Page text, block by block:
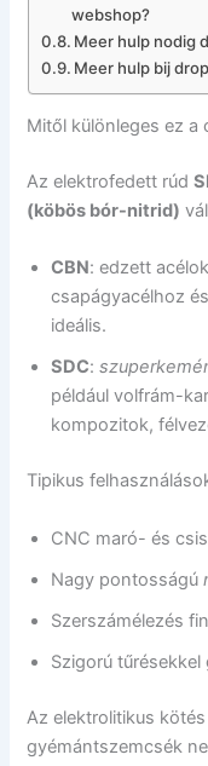
webshop?
Meer hulp nodig
Meer hulp bij
Mitől különleges ez a
Az elektrofedett rúd
(köbös bór-nitrid)
CBN: edzett
csapágyacélhoz
ideális.
SDC:
például volfrám-
kompozitok,
Tipikus
CNC maró- és
Nagy pontosságú
Szerszámélezés
Szigorú
Az elektrolitikus
gyémántszemcsék